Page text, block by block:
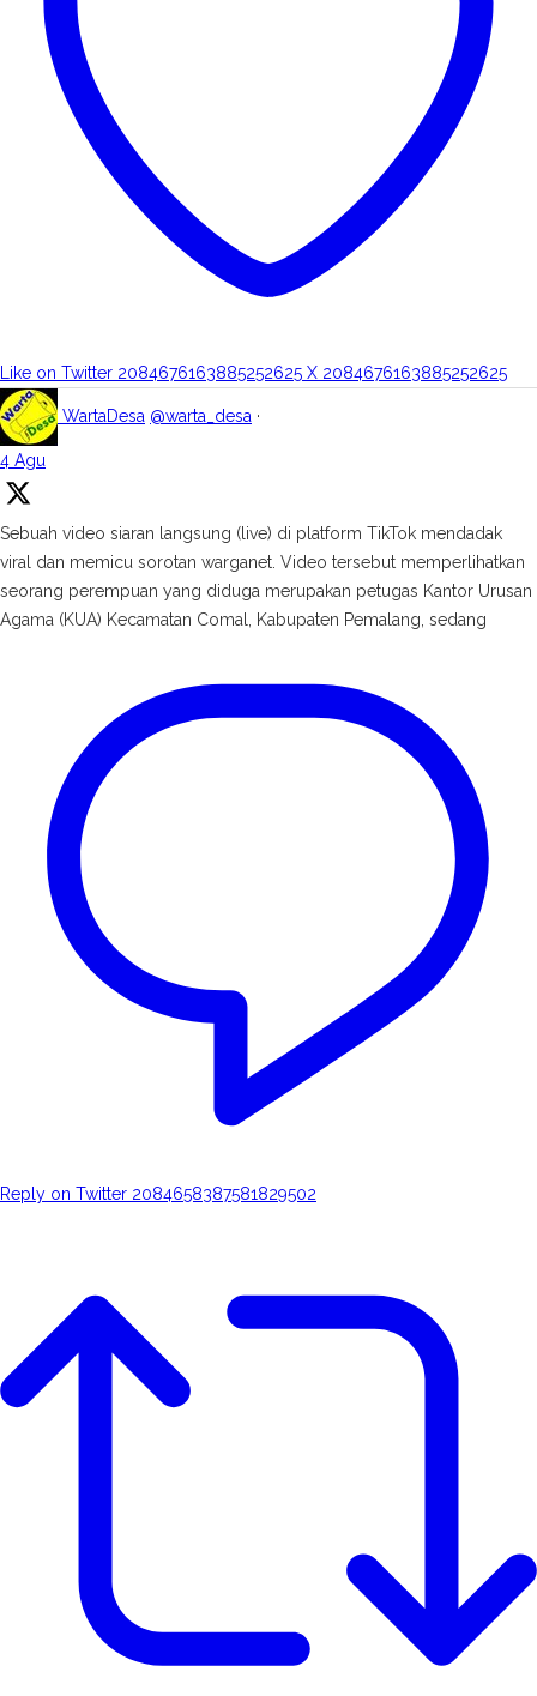
Like on Twitter 2084676163885252625 X 2084676163885252625
WartaDesa @warta_desa ·
4 Agu
Sebuah video siaran langsung (live) di platform TikTok mendadak
viral dan memicu sorotan warganet. Video tersebut memperlihatkan
seorang perempuan yang diduga merupakan petugas Kantor Urusan
Agama (KUA) Kecamatan Comal, Kabupaten Pemalang, sedang
Reply on Twitter 2084658387581829502